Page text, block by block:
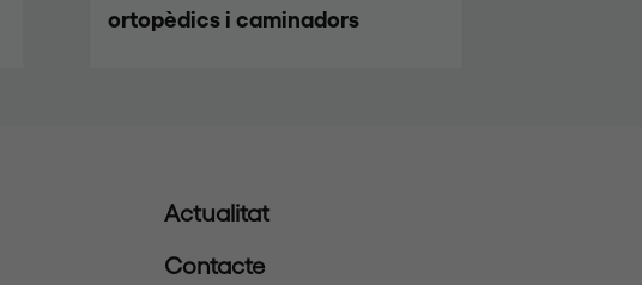
de plàstic per mobles
Actualitat
Contacte